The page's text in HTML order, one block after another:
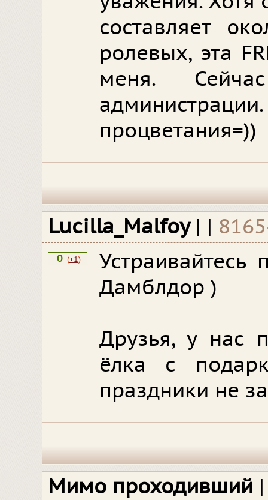
составляет
ролевых, эта
меня.
процветания=))
Lucilla_Malfoy | |
0 (+1)
Устраивайтесь
Дамблдор )
Друзья, у нас
ёлка с
праздники не
Мимо проходивший